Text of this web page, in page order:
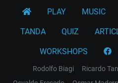
PLAY MUSIC
TANDA QUIZ
WORKSHOPS
Rodolfo Biagi Ricardo